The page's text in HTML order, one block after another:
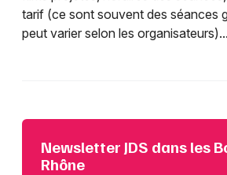
tarif (ce sont souvent des séances
peut varier selon les organisateurs)...
Newsletter JDS dans les
Rhône